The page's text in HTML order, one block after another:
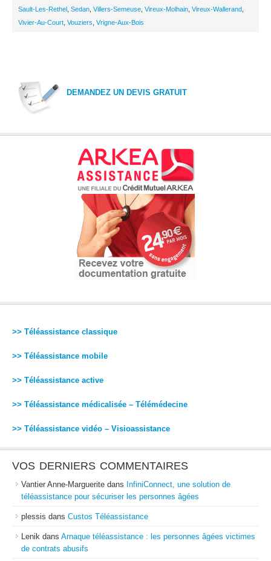
Sault-Les-Rethel Sedan Villers-Semeuse Vireux-Molhain Vireux-Wallerand
Vivier-Au-Court Vouziers Vrigne-Aux-Bois
DEMANDEZ UN DEVIS GRATUIT
>> Téléassistance classique
>> Téléassistance mobile
>> Téléassistance active
>> Téléassistance médicalisée – Télémédecine
>> Téléassistance vidéo – Visioassistance
VOS DERNIERS COMMENTAIRES
Vantier Anne-Marguerite dans InfiniConnect, une solution de
téléassistance pour sécuriser les personnes âgées
plessis dans Custos Téléassistance
Lenik dans Arnaque téléassistance : les personnes âgées victimes
de contrats abusifs